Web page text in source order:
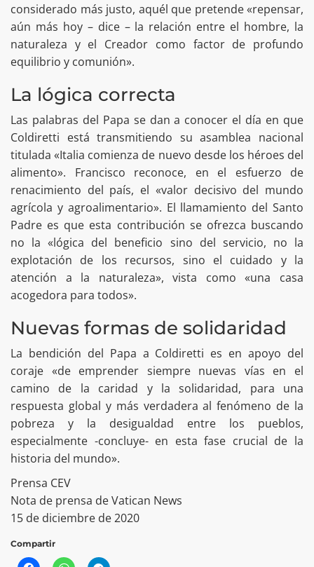
considerado más justo, aquél que pretende «repensar,
aún más hoy – dice – la relación entre el hombre, la
naturaleza y el Creador como factor de profundo
equilibrio y comunión».
La lógica correcta
Las palabras del Papa se dan a conocer el día en que
Coldiretti está transmitiendo su asamblea nacional
titulada «Italia comienza de nuevo desde los héroes del
alimento». Francisco reconoce, en el esfuerzo de
renacimiento del país, el «valor decisivo del mundo
agrícola y agroalimentario». El llamamiento del Santo
Padre es que esta contribución se ofrezca buscando
no la «lógica del beneficio sino del servicio, no la
explotación de los recursos, sino el cuidado y la
atención a la naturaleza», vista como «una casa
acogedora para todos».
Nuevas formas de solidaridad
La bendición del Papa a Coldiretti es en apoyo del
coraje «de emprender siempre nuevas vías en el
camino de la caridad y la solidaridad, para una
respuesta global y más verdadera al fenómeno de la
pobreza y la desigualdad entre los pueblos,
especialmente -concluye- en esta fase crucial de la
historia del mundo».
Prensa CEV
Nota de prensa de Vatican News
15 de diciembre de 2020
Compartir